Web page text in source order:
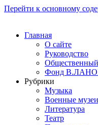
Перейти к основному
Главная
О сайте
Руководство
Общественный
Фонд
Рубрики
Музыка
Военные музеи
Литература
Театр